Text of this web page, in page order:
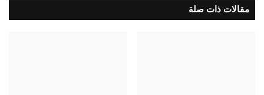
مقالات ذات صلة